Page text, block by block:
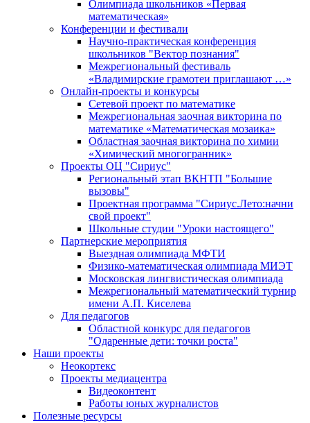
Олимпиада школьников «Первая
математическая»
Конференции и фестивали
Научно-практическая конференция
школьников "Вектор познания"
Межрегиональный фестиваль
«Владимирские грамотеи приглашают …»
Онлайн-проекты и конкурсы
Сетевой проект по математике
Межрегиональная заочная викторина по
математике «Математическая мозаика»
Областная заочная викторина по химии
«Химический многогранник»
Проекты ОЦ "Сириус"
Региональный этап ВКНТП "Большие
вызовы"
Проектная программа "Сириус.Лето:начни
свой проект"
Школьные студии "Уроки настоящего"
Партнерские мероприятия
Выездная олимпиада МФТИ
Физико-математическая олимпиада МИЭТ
Московская лингвистическая олимпиада
Межрегиональный математический турнир
имени А.П. Киселева
Для педагогов
Областной конкурс для педагогов
"Одаренные дети: точки роста"
Наши проекты
Неокортекс
Проекты медиацентра
Видеоконтент
Работы юных журналистов
Полезные ресурсы